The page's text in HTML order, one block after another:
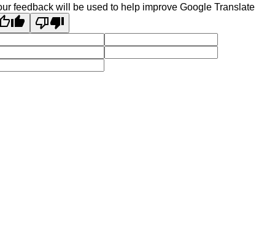
feedback will be used to help improve Google Translate